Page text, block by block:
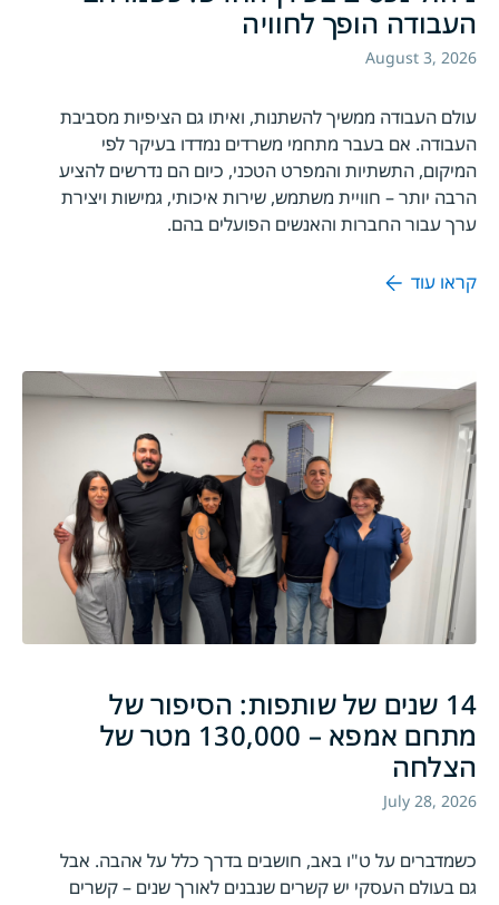
העבודה הופך לחוויה
August 3, 2026
עולם העבודה ממשיך להשתנות, ואיתו גם הציפיות מסביבת
העבודה. אם בעבר מתחמי משרדים נמדדו בעיקר לפי
המיקום, התשתיות והמפרט הטכני, כיום הם נדרשים להציע
הרבה יותר – חוויית משתמש, שירות איכותי, גמישות ויצירת
ערך עבור החברות והאנשים הפועלים בהם.
קראו עוד
14 שנים של שותפות: הסיפור של
מתחם אמפא – 130,000 מטר של
הצלחה
July 28, 2026
כשמדברים על ט"ו באב, חושבים בדרך כלל על אהבה. אבל
גם בעולם העסקי יש קשרים שנבנים לאורך שנים – קשרים